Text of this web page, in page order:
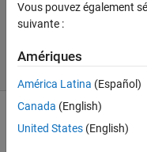
Eicholtz
solvers
1 likes
Vous pouvez également
suivante :
Amériques
América Latina (Español)
Canada (English)
United States (English)